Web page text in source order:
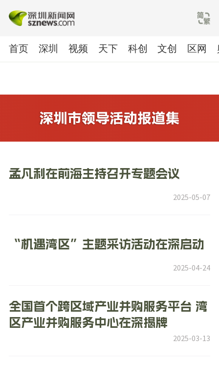
首页 深圳 视频 天下 科创 文创 区网
2025-05-07
孟凡利在前海主持召开专题会议
2025-04-24
“机遇湾区”主题采访活动在深启动
2025-03-13
全国首个跨区域产业并购服务平台 湾
区产业并购服务中心在深揭牌